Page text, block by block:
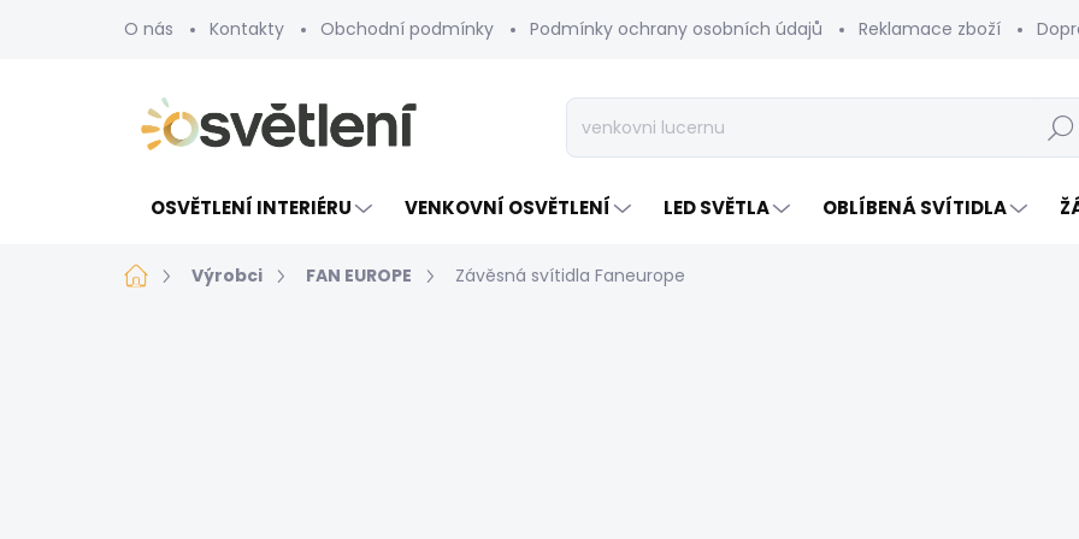
O nás Kontakty Obchodní podmínky Podmínky ochrany osobních údajů Reklamace zboží
Hledat
OSVĚTLENÍ INTERIÉRU VENKOVNÍ OSVĚTLENÍ LED SVĚTLA OBLÍBENÁ SVÍTIDLA
DomůVýrobci FAN EUROPE Závěsná svítidla Faneurope